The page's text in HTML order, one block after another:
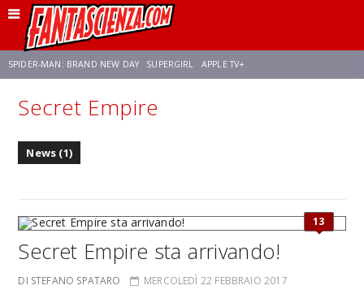
SPIDER-MAN: BRAND NEW DAY SUPERGIRL APPLE TV+
FRANCO RICCIARDIELLO ZENDAYA
Secret Empire
News (1)
13
Secret Empire sta arrivando!
DI STEFANO SPATARO MERCOLEDÌ 22 FEBBRAIO 2017